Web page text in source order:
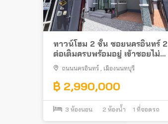
ทาวน์โฮม 2 ชั้น ซอยนครอินทร์ 2
ต่อเติมครบพร้อมอยู่ เข้าซอยไม่
ลึก ใกล้สะพานพระราม 5 และ
สถานีรถไฟฟ้า
ถนนนครอินทร์ , เมืองนนทบุรี
฿ 2,990,000
3 ห้องนอน 2 ห้องน้ำ 1 ที่จอดรถ